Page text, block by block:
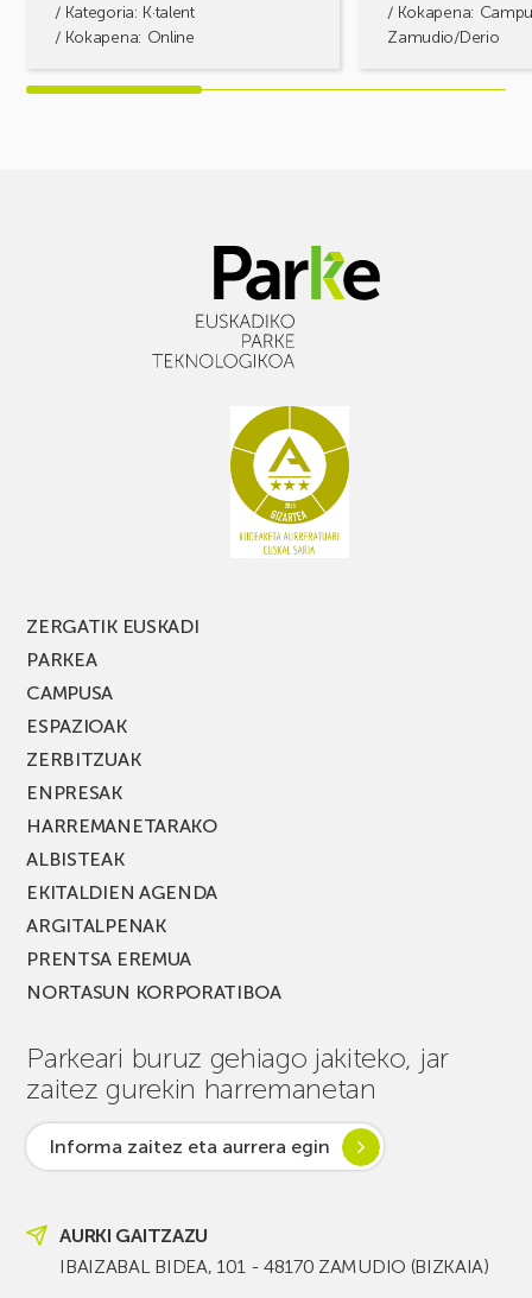
/ Kategoria: K·talent
/ Kokapena: Online
/ Kokapena:
Zamudio/Derio
ZERGATIK EUSKADI
PARKEA
CAMPUSA
ESPAZIOAK
ZERBITZUAK
ENPRESAK
HARREMANETARAKO
ALBISTEAK
EKITALDIEN AGENDA
ARGITALPENAK
PRENTSA EREMUA
NORTASUN KORPORATIBOA
Parkeari buruz gehiago jakiteko, jar
zaitez gurekin harremanetan
Informa zaitez eta aurrera egin
AURKI GAITZAZU
IBAIZABAL BIDEA, 101 - 48170 ZAMUDIO (BIZKAIA)